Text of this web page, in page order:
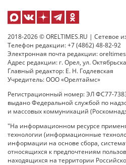
2018-2026 © ORELTIMES.RU | Сетевое
Телефон редакции: +7 (4862) 48-82-92
Электронная почта редакции:
Адрес редакции: г. Орел, ул.
Главный редактор: Е. Н. Годлевская
Учредитель: ООО «Орелтаймс»
Регистрационный номер: ЭЛ ФС77-
выдано Федеральной службой по
и массовых коммуникаций
"На информационном ресурсе
технологии (информационные
информации на основе сбора,
относящихся к предпочтениям
находящихся на территории